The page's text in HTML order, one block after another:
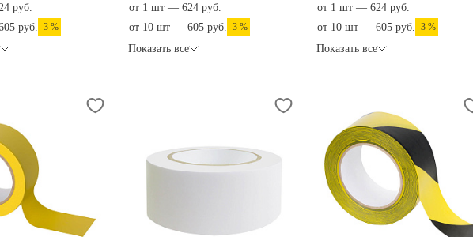
руб.
руб. -3 %
от 1 шт — 624 руб.
от 10 шт — 605 руб. -3 %
Показать все
от 1 шт — 624 руб.
от 10 шт — 605 руб. -3 %
Показать все